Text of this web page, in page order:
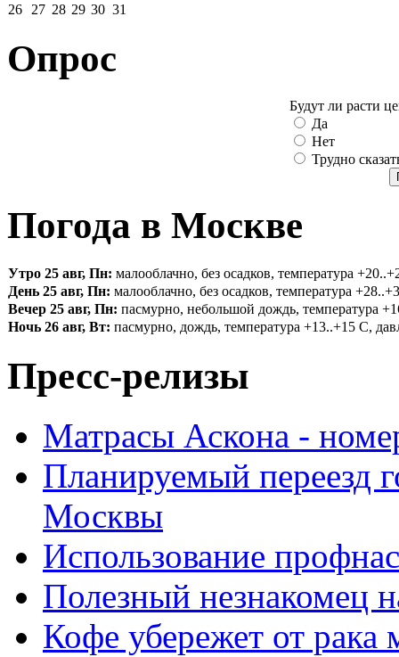
26
27 28 29 30 31
Опрос
Будут ли расти
Да
Нет
Трудно
Погода в Москве
Утро 25 авг, Пн: малооблачно, без осадков, температура
День 25 авг, Пн: малооблачно, без осадков, температура
Вечер 25 авг, Пн: пасмурно, небольшой дождь, температура
Ночь 26 авг, Вт: пасмурно, дождь, температура +13..+15 С,
Пресс-релизы
Матрасы Аскона -
Планируемый переезд
Москвы
Использование
Полезный незнакомец
Кофе убережет от рака